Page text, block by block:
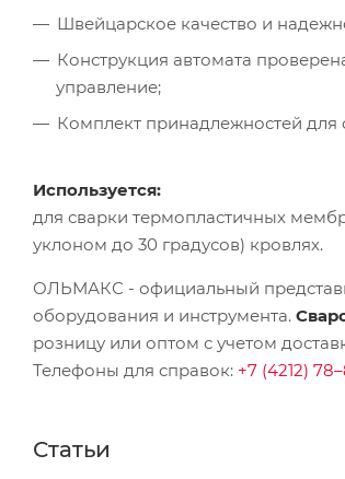
Швейцарское качество и
Конструкция автомата
управление;
Комплект принадлежностей
Используется:
для сварки термопластичных
уклоном до 30 градусов) кровлях.
ОЛЬМАКС - официальный
оборудования и инструмента.
розницу или оптом с учетом
Телефоны для справок: +7 (4212)
Статьи